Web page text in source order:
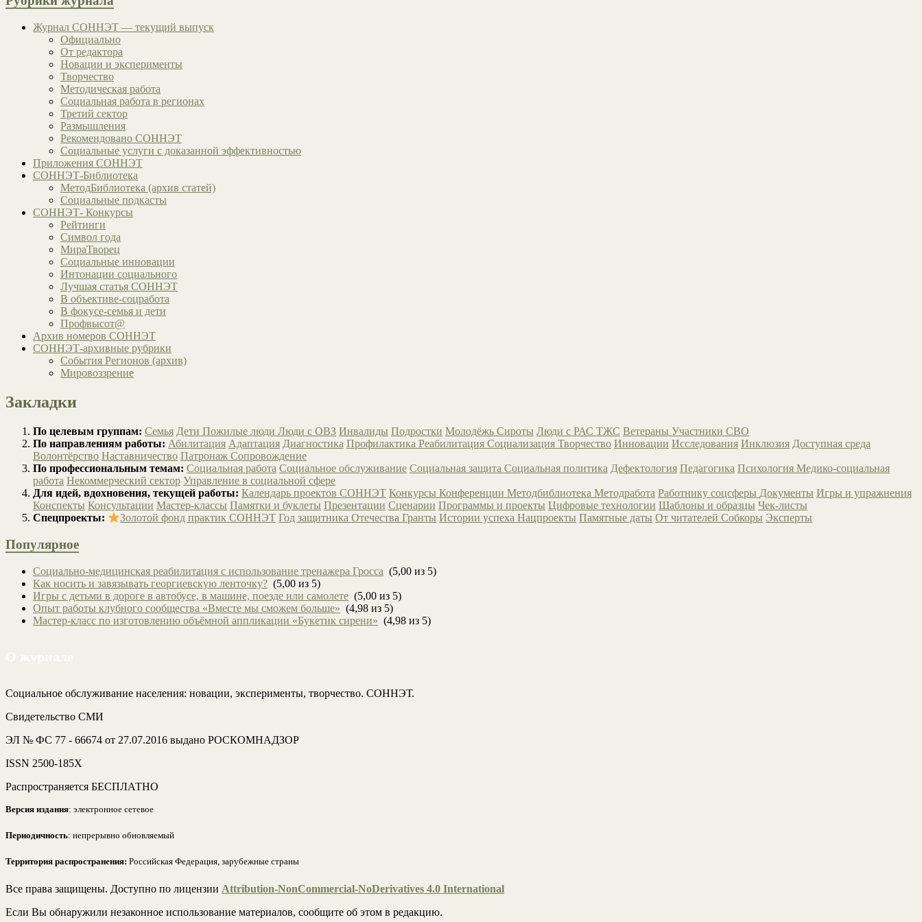
Журнал СОННЭТ — текущий выпуск
Официально
От редактора
Новации и эксперименты
Творчество
Методическая работа
Социальная работа в регионах
Третий сектор
Размышления
Рекомендовано СОННЭТ
Социальные услуги с доказанной эффективностью
Приложения СОННЭТ
СОННЭТ-Библиотека
МетодБиблиотека (архив статей)
Социальные подкасты
СОННЭТ- Конкурсы
Рейтинги
Символ года
МираТворец
Социальные инновации
Интонации социального
Лучшая статья СОННЭТ
В объективе-соцработа
В фокусе-семья и дети
Профвысот@
Архив номеров СОННЭТ
СОННЭТ-архивные рубрики
События Регионов (архив)
Мировоззрение
Закладки
По целевым группам: Семья Дети Пожилые люди Люди с ОВЗ Инвалиды Подростки Молодёжь Сироты Люди с РАС ТЖС Ветераны Участники СВО
По направлениям работы: Абилитация Адаптация Диагностика Профилактика Реабилитация Социализация Творчество Инновации Исследования Инклюзия Доступная среда
Волонтёрство Наставничество Патронаж Сопровождение
По профессиональным темам: Социальная работа Социальное обслуживание Социальная защита Социальная политика Дефектология Педагогика Психология Медико-социальная
работа Некоммерческий сектор Управление в социальной сфере
Для идей, вдохновения, текущей работы: Календарь проектов СОННЭТ Конкурсы Конференции Методбиблиотека Методработа Работнику соцсферы Документы Игры и упражнения
Конспекты Консультации Мастер-классы Памятки и буклеты Презентации Сценарии Программы и проекты Цифровые технологии Шаблоны и образцы Чек-листы
Спецпроекты:
Золотой фонд практик СОННЭТ Год защитника ОтечестваГранты Истории успехаНацпроекты Памятные даты От читателейСобкоры Эксперты
Популярное
Социально-медицинская реабилитация с использование тренажера Гросса (5,00 из 5)
Как носить и завязывать георгиевскую ленточку? (5,00 из 5)
Игры с детьми в дороге в автобусе, в машине, поезде или самолете (5,00 из 5)
Опыт работы клубного сообщества «Вместе мы сможем больше» (4,98 из 5)
Мастер-класс по изготовлению объёмной аппликации «Букетик сирени» (4,98 из 5)
Социальное обслуживание населения: новации, эксперименты, творчество. СОННЭТ.
Свидетельство СМИ
ЭЛ № ФС 77 - 66674 от 27.07.2016 выдано РОСКОМНАДЗОР
ISSN 2500-185Х
Распространяется БЕСПЛАТНО
Версия издания: электронное сетевое
Периодичность: непрерывно обновляемый
Территория распространения: Российская Федерация, зарубежные страны
Все права защищены. Доступно по лицензии Attribution-NonCommercial-NoDerivatives 4.0 International
Если Вы обнаружили незаконное использование материалов, сообщите об этом в редакцию.